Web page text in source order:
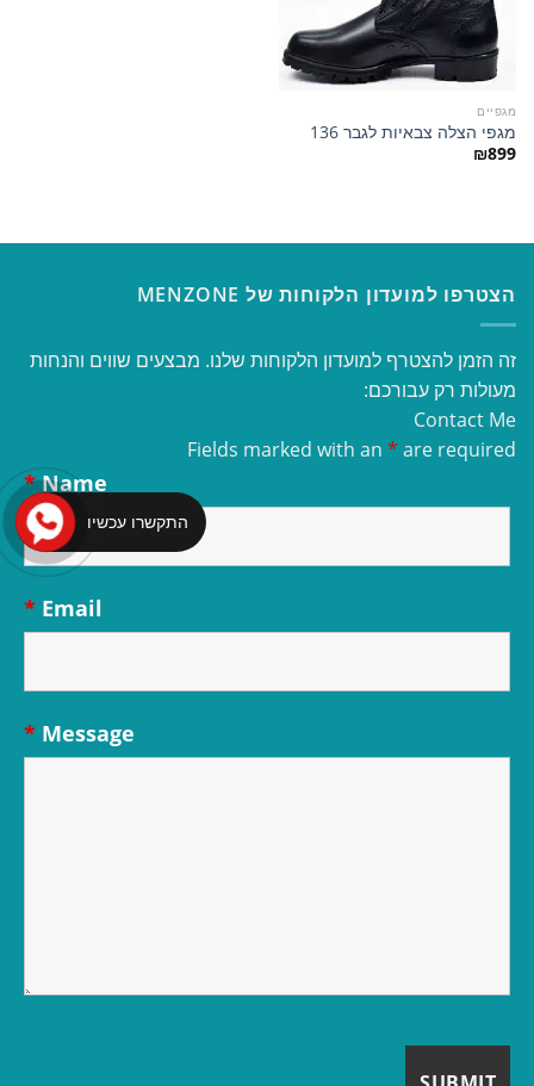
מגפיים
מגפי הצלה צבאיות לגבר 136
₪899
הצטרפו למועדון הלקוחות של MENZONE
זה הזמן להצטרף למועדון הלקוחות שלנו. מבצעים שווים והנחות
מעולות רק עבורכם:
Contact Me
Fields marked with an * are required
Name
*
Email
*
Message
*
התקשרו עכשיו